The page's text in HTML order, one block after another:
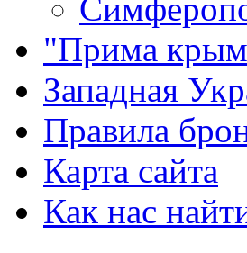
"Прима
Западная
Правила
Карта сайта
Как нас